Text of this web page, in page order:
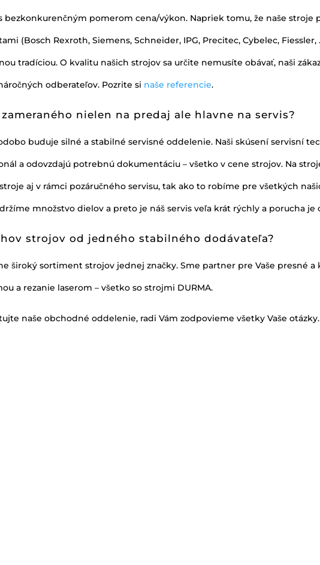
bezkonkurenčným pomerom cena/výkon. Napriek tomu, že naše
(Bosch Rexroth, Siemens, Schneider, IPG, Precitec, Cybelec,
tradíciou. O kvalitu našich strojov sa určite nemusíte obávať, naši
odberateľov. Pozrite si naše referencie.
nielen na predaj ale hlavne na servis?
buduje silné a stabilné servisné oddelenie. Naši skúsení servisní
a odovzdajú potrebnú dokumentáciu – všetko v cene strojov. Na
aj v rámci pozáručného servisu, tak ako to robíme pre všetkých
množstvo dielov a preto je náš servis veľa krát rýchly a porucha je
strojov od jedného stabilného dodávateľa?
široký sortiment strojov jednej značky. Sme partner pre Vaše presné a
a rezanie laserom – všetko so strojmi DURMA.
naše obchodné oddelenie, radi Vám zodpovieme všetky Vaše otázky.